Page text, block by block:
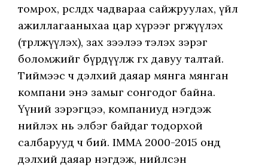
томрох, өрсөлдөх чадвараа сайжруулах, үйл
ажиллагааныхаа цар хүрээг өргөжүүлэх
(төрөлжүүлэх), зах зээлээ тэлэх зэрэг
боломжийг бүрдүүлж өгөх давуу талтай.
Тиймээс ч дэлхий даяар мянга мянган
компани энэ замыг сонгодог байна.
Үүний зэрэгцээ, компаниуд нэгдэж
нийлэх нь элбэг байдаг тодорхой
салбарууд ч бий. IMMA 2000-2015 онд
дэлхий даяар нэгдэж, нийлсэн